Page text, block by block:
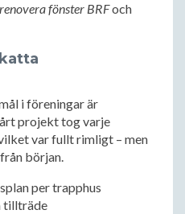
renovera fönster BRFoch
i föreningar är
projekt tog varje
var fullt rimligt – men
början.
per trapphus
tillträde